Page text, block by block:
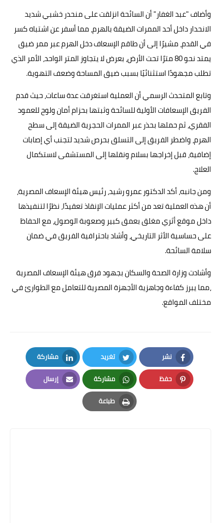
وأضاف "عبد الغفار" أن السائحة انزلقت على منحدر خشبي شديد
الانحدار داخل أحد الممرات الضيقة بالهرم، مما أسفر عن اشتباه كسر
في القدم، مشيرًا إلى أن طاقم الإسعاف دخل الهرم عبر ممر ضيق
يمتد نحو 80 مترًا تحت الأرض، بعرض لا يتجاوز المتر الواحد، الأمر الذي
تطلب مجهودًا استثنائيًا بسبب ضيق المساحة وضعف التهوية.
وتابع المتحدث الرسمي أن العملية استغرقت عدة ساعات، حيث قدم
الفريق الإسعافات الأولية للسائحة وثبتها بحزام أمان ولوح للعمود
الفقري، ثم حملها بحذر عبر الممرات الحجرية الضيقة إلى سطح
الهرم، واضطر الفريق إلى التسلق بحرص شديد لتجنب أي إصابات
إضافية، قبل إخراجها بسلام ونقلها إلى المستشفى لاستكمال
العلاج.
ومن جانبه، أكد الدكتور عمرو رشيد، رئيس هيئة الإسعاف المصرية،
أن هذه العملية تعد من أكثر عمليات الإنقاذ تعقيدًا، نظرًا لتنفيذها
داخل موقع أثري مغلق بعمق كبير وصعوبة الوصول، مع الحفاظ
على حساسية الأثر التاريخي، وأشاد باحترافية الفريق في ضمان
سلامة السائحة.
وأشادت وزارة الصحة والسكان بجهود فرق هيئة الإسعاف المصرية
،مما يبرز كفاءة وجاهزية الأجهزة المصرية للتعامل مع الطوارئ في
مختلف المواقع.
نشر
Facebook
تغريد
Twitter
مشاركة
LinkedIn
حفظ
Pinterest
مشاركة
Whatsapp
إرسال
Email
طباعة
Print